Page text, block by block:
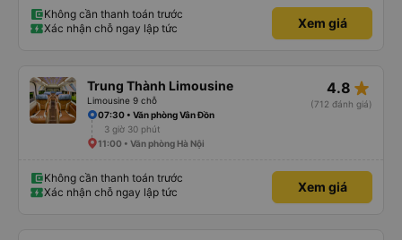
Không cần thanh toán trước
Xác nhận chỗ ngay lập tức
Xem giá
Trung Thành Limousine
Limousine 9 chỗ
4.8 star_rate
(712 đánh giá)
07:30 • Văn phòng Vân Đồn
3 giờ 30 phút
11:00 • Văn phòng Hà Nội
Không cần thanh toán trước
Xác nhận chỗ ngay lập tức
Xem giá